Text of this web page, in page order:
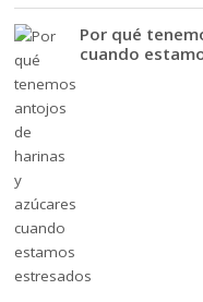
Por qué
cuando